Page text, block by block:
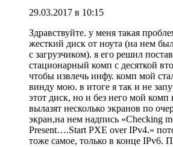
29.03.2017 в 10:15
Здравствуйте. у меня такая
жесткий диск от ноута (на нем
с загрузчиком). я его решил
стационарный комп с десяткой
чтобы извлечь инфу. комп мой
винду мою. в итоге я так и не
этот диск, но и без него мой комп
вылазят несколько экранов по
экран,на нем надпись «Checking
Present….Start PXE over IPv4.»
тоже самое, только в конце IPv6.